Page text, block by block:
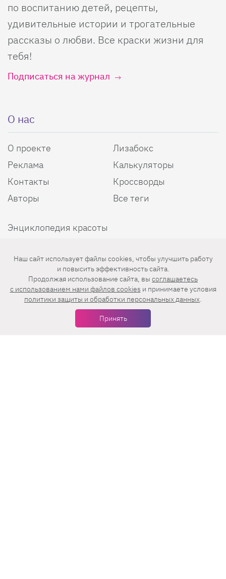
по воспитанию детей, рецепты,
удивительные истории и трогательные
рассказы о любви. Все краски жизни для
тебя!
Подписаться на журнал
О нас
О проекте
Реклама
Контакты
Авторы
Лизабокс
Калькуляторы
Кроссворды
Все теги
Энциклопедия красоты
Политика конфиденциальности
Мы в соцсетях
Наш сайт использует файлы cookies, чтобы улучшить работу
и повысить эффективность сайта.
Продолжая использование сайта, вы соглашаетесь
c использованием нами файлов cookies и принимаете условия
политики защиты и обработки персональных данных.
Принять